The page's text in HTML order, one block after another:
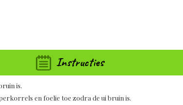
Instructies
is.
en foelie toe zodra de ui bruin is.